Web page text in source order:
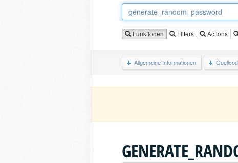
Funktionen Filters Actions
Allgemeine Informationen